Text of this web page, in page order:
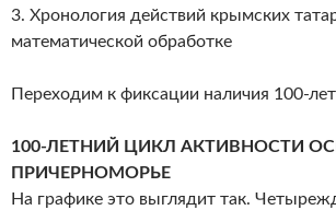
3. Хронология действий крымских
математической обработке
Переходим к фиксации наличия 100-
100-ЛЕТНИЙ ЦИКЛ АКТИВНОСТИ
ПРИЧЕРНОМОРЬЕ
На графике это выглядит так.